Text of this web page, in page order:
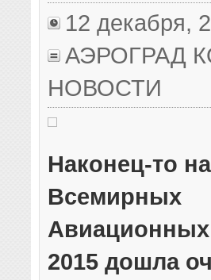
12 декабря,
АЭРОГРАД
НОВОСТИ
Наконец-то на
Всемирных
Авиационных
2015 дошла